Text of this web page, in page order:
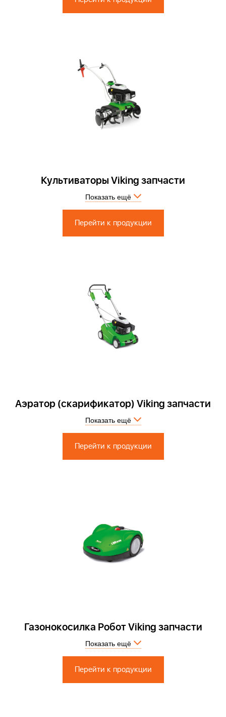
Культиваторы Viking запчасти
Запчасти по России и СПБ > Официальный сервисный центр
Показать ещё
Перейти к продукции
Аэратор (скарификатор) Viking запчасти
Показать ещё
Перейти к продукции
Газонокосилка Робот Viking запчасти
Запчасти по России и СПБ > Официальный сервисный центр.
Показать ещё
Перейти к продукции